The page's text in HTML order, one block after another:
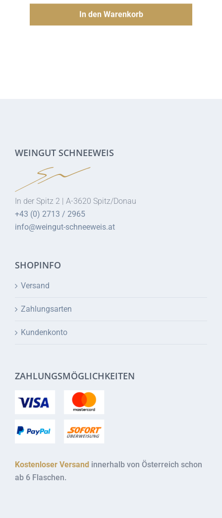
In den Warenkorb
Hinzufügen
WEINGUT SCHNEEWEIS
In der Spitz 2 | A-3620 Spitz/Donau
+43 (0) 2713 / 2965
info@weingut-schneeweis.at
SHOPINFO
Versand
Zahlungsarten
Kundenkonto
ZAHLUNGSMÖGLICHKEITEN
Kostenloser Versand innerhalb von Österreich schon
ab 6 Flaschen.